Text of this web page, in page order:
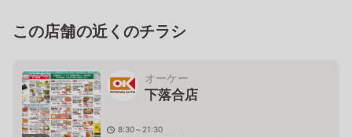
この店舗の近くのチラシ
オーケー
下落合店
8:30～21:30